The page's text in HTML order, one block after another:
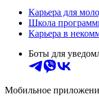
Карьера для
Школа
Карьера в
Боты для
Мобильное